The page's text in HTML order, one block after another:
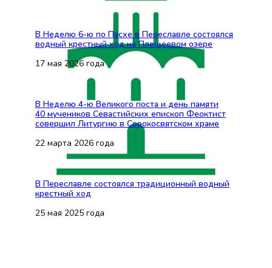
В Неделю 6-ю по Пасхе в Переславле состоялся
водный крестный ход на Плещеевом озере
17 мая 2026 года
В Неделю 4-ю Великого поста и день памяти
40 мучеников Севастийских епископ Феоктист
совершил Литургию в Сорокосвятском храме
22 марта 2026 года
В Переславле состоялся традиционный водный
крестный ход
25 мая 2025 года